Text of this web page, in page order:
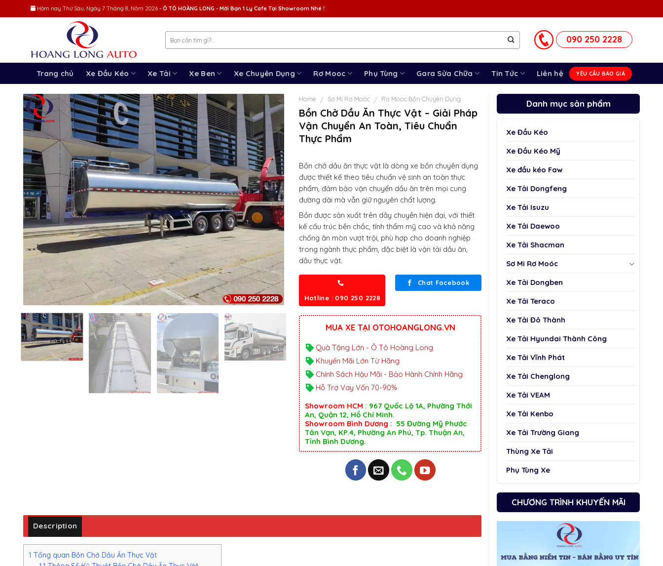
to
Hôm nay Thứ Sáu, Ngày 7 Tháng 8, Năm 2026 - Ô TÔ HOÀNG LONG - Mời Bạn 1 Ly Cafe Tại Showroom Nhé !
090 250 2228
Trang chủ Xe Đầu Kéo Xe Tải Xe Ben Xe Chuyên Dụng Rơ Mooc Phụ Tùng Gara Sửa Chữa Tin Tức Liên hệ YÊU CẦU BÁO GIÁ
Danh mục sản phẩm
Xe Đầu Kéo
Xe Đầu Kéo Mỹ
Xe đầu kéo Faw
Xe Tải Dongfeng
Xe Tải Isuzu
Xe Tải Daewoo
Xe Tải Shacman
Sơ Mi Rơ Moóc
Xe Tải Dongben
Xe Tải Teraco
Xe Tải Đô Thành
Xe Tải Hyundai Thành Công
Xe Tải Vĩnh Phát
Xe Tải Chenglong
Xe Tải VEAM
Xe Tải Kenbo
Xe Tải Trường Giang
Thùng Xe Tải
Phụ Tùng Xe
CHƯƠNG TRÌNH KHUYẾN MÃI
Home / Sơ Mi Rơ Moóc / Rơ Mooc Bồn Chuyên Dụng
Bồn Chở Dầu Ăn Thực Vật – Giải Pháp
Vận Chuyển An Toàn, Tiêu Chuẩn
Thực Phẩm
Bồn chở dầu ăn thực vật là dòng xe bồn chuyên dụng
được thiết kế theo tiêu chuẩn vệ sinh an toàn thực
phẩm, đảm bảo vận chuyển dầu ăn trên mọi cung
đường dài mà vẫn giữ nguyên chất lượng.
Bồn được sản xuất trên dây chuyền hiện đại, với thiết
kế cấu trúc bền chắc, tính thẩm mỹ cao và khả năng
chống ăn mòn vượt trội, phù hợp cho doanh nghiệp
trong ngành thực phẩm, đặc biệt là vận tải dầu ăn,
dầu thực vật.
Hotline : 090 250 2228
Chat Facebook
MUA XE TẠI OTOHOANGLONG.VN
Quà Tặng Lớn - Ô Tô Hoàng Long
Khuyến Mãi Lớn Từ Hãng
Chính Sách Hậu Mãi - Bảo Hành Chính Hãng
Hỗ Trợ Vay Vốn 70-90%
Showroom HCM : 967 Quốc Lộ 1A, Phường Thới
An, Quận 12, Hồ Chí Minh.
Showroom Bình Dương : 55 Đường Mỹ Phước
Tân Vạn, KP.4, Phường An Phú, Tp. Thuận An,
Tỉnh Bình Dương.
Description
1 Tổng quan Bồn Chở Dầu Ăn Thực Vật